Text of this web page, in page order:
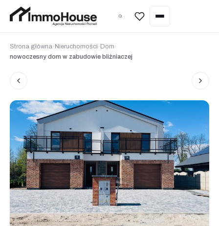
Wycena nieruchomości
Wynajem nieruchomości
Zarządzanie najmem
Wycena nieruchomości
Home staging
Inwestycje pod najem (Poznań)
Nieruchomości w Hiszpanii
Strona główna› Nieruchomości› Dom›
nowoczesny dom w zabudowie bliźniaczej